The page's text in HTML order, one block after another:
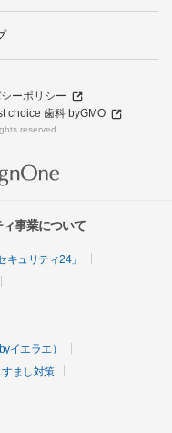
ーポリシー
choice 歯科 byGMO
reserved.
事業について
ュリティ24」
イエラエ）
まし対策